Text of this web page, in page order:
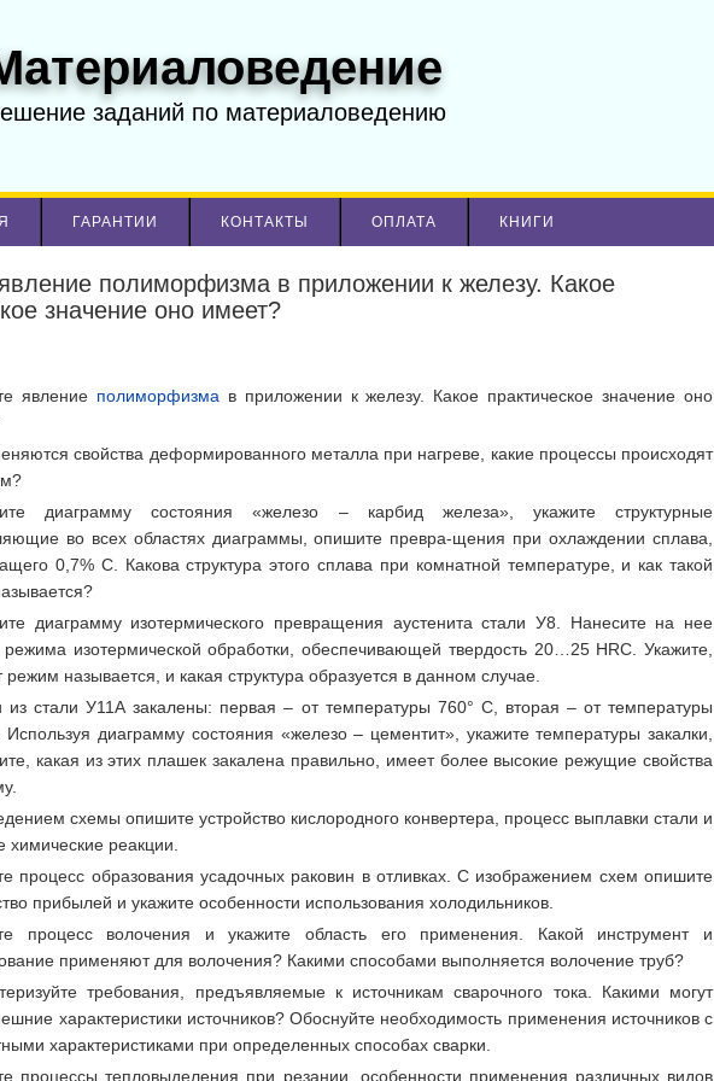
заданий по материаловедению
ГАРАНТИИ КОНТАКТЫ ОПЛАТА КНИГИ
полиморфизма в приложении к железу. Какое
значение оно имеет?
явление полиморфизма в приложении к железу. Какое практическое значение оно
свойства деформированного металла при нагреве, какие процессы происходят
диаграмму состояния «железо – карбид железа», укажите структурные
во всех областях диаграммы, опишите превра-щения при охлаждении сплава,
0,7% С. Какова структура этого сплава при комнатной температуре, и как такой
диаграмму изотермического превращения аустенита стали У8. Нанесите на нее
режима изотермической обработки, обеспечивающей твердость 20…25 HRC. Укажите,
режим называется, и какая структура образуется в данном случае.
из стали У11А закалены: первая – от температуры 760° С, вторая – от температуры
диаграмму состояния «железо – цементит», укажите температуры закалки,
какая из этих плашек закалена правильно, имеет более высокие режущие свойства
схемы опишите устройство кислородного конвертера, процесс выплавки стали и
химические реакции.
процесс образования усадочных раковин в отливках. С изображением схем опишите
прибылей и укажите особенности использования холодильников.
процесс волочения и укажите область его применения. Какой инструмент и
применяют для волочения? Какими способами выполняется волочение труб?
требования, предъявляемые к источникам сварочного тока. Какими могут
характеристики источников? Обоснуйте необходимость применения источников с
характеристиками при определенных способах сварки.
процессы тепловыделения при резании, особенности применения различных видов